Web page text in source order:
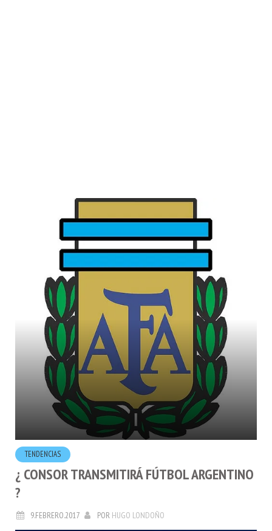
TENDENCIAS
¿ CONSOR TRANSMITIRÁ FÚTBOL ARGENTINO
?